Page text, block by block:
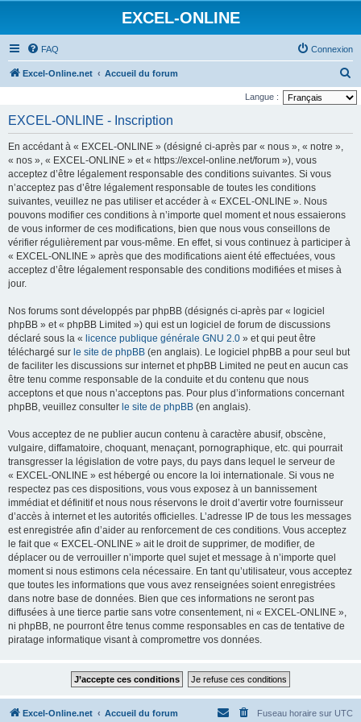
EXCEL-ONLINE
FAQ Connexion
Excel-Online.net Accueil du forum
e
Langue :
EXCEL-ONLINE - Inscription
En accédant à « EXCEL-ONLINE » (désigné ci-après par « nous », « notre »,
« nos », « EXCEL-ONLINE » et « https://excel-online.net/forum »), vous
acceptez d’être légalement responsable des conditions suivantes. Si vous
n’acceptez pas d’être légalement responsable de toutes les conditions
suivantes, veuillez ne pas utiliser et accéder à « EXCEL-ONLINE ». Nous
pouvons modifier ces conditions à n’importe quel moment et nous essaierons
de vous informer de ces modifications, bien que nous vous conseillons de
vérifier régulièrement par vous-même. En effet, si vous continuez à participer à
« EXCEL-ONLINE » après que des modifications aient été effectuées, vous
acceptez d’être légalement responsable des conditions modifiées et mises à
jour.
Nos forums sont développés par phpBB (désignés ci-après par « logiciel
phpBB » et « phpBB Limited ») qui est un logiciel de forum de discussions
déclaré sous la « licence publique générale GNU 2.0 » et qui peut être
téléchargé sur le site de phpBB (en anglais). Le logiciel phpBB a pour seul but
de faciliter les discussions sur internet et phpBB Limited ne peut en aucun cas
être tenu comme responsable de la conduite et du contenu que nous
acceptons et que nous n’acceptons pas. Pour plus d’informations concernant
phpBB, veuillez consulter le site de phpBB (en anglais).
Vous acceptez de ne publier aucun contenu à caractère abusif, obscène,
vulgaire, diffamatoire, choquant, menaçant, pornographique, etc. qui pourrait
transgresser la législation de votre pays, du pays dans lequel le serveur de
« EXCEL-ONLINE » est hébergé ou encore la loi internationale. Si vous ne
respectez pas ces dispositions, vous vous exposez à un bannissement
immédiat et définitif et nous nous réservons le droit d’avertir votre fournisseur
d’accès à internet et les autorités officielles. L’adresse IP de tous les messages
est enregistrée afin d’aider au renforcement de ces conditions. Vous acceptez
le fait que « EXCEL-ONLINE » ait le droit de supprimer, de modifier, de
déplacer ou de verrouiller n’importe quel sujet et message à n’importe quel
moment si nous estimons cela nécessaire. En tant qu’utilisateur, vous acceptez
que toutes les informations que vous avez renseignées soient enregistrées
dans notre base de données. Bien que ces informations ne seront pas
diffusées à une tierce partie sans votre consentement, ni « EXCEL-ONLINE »,
ni phpBB, ne pourront être tenus comme responsables en cas de tentative de
piratage informatique visant à compromettre vos données.
Excel-Online.net Accueil du forum Fuseau horaire sur UTC